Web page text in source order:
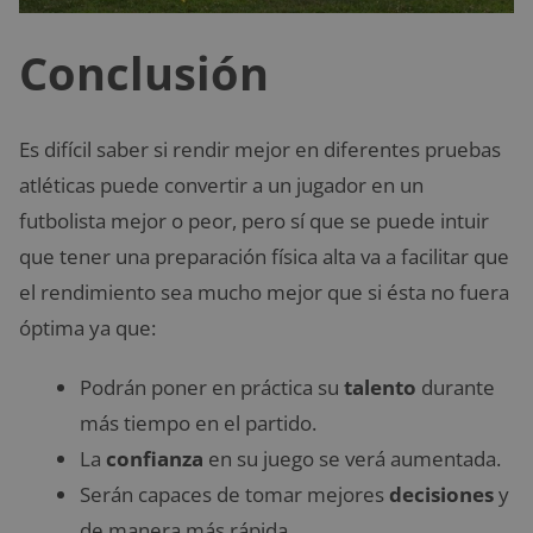
Conclusión
Es difícil saber si rendir mejor en diferentes pruebas
atléticas puede convertir a un jugador en un
futbolista mejor o peor, pero sí que se puede intuir
que tener una preparación física alta va a facilitar que
el rendimiento sea mucho mejor que si ésta no fuera
óptima ya que:
Podrán poner en práctica su talento durante
más tiempo en el partido.
La confianza en su juego se verá aumentada.
Serán capaces de tomar mejores decisionesy